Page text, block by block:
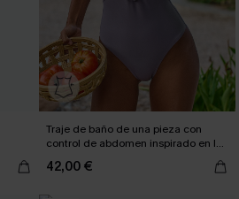
Traje de baño de una pieza con
control de abdomen inspirado en la
42,00 €